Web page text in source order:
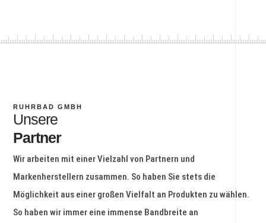
RUHRBAD GMBH
Unsere
Partner
Wir arbeiten mit einer Vielzahl von Partnern und
Markenherstellern zusammen. So haben Sie stets die
Möglichkeit aus einer großen Vielfalt an Produkten zu wählen.
So haben wir immer eine immense Bandbreite an